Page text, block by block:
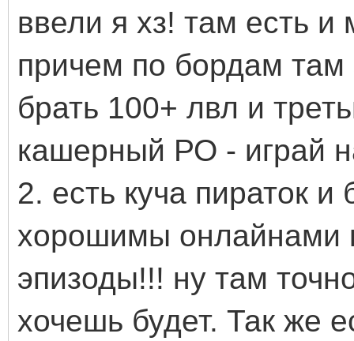
ввели я хз! там есть
причем по бордам
брать 100+ лвл и
кашерный РО - играй
2. есть куча пираток
хорошимы онлайнами
эпизоды!!! ну там
хочешь будет. Так же